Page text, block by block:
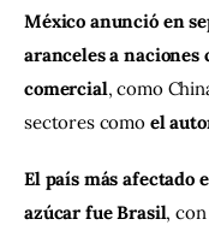
México anunció en
aranceles a
comercial, como
sectores como el
El país más afectado
azúcar fue Brasil, con